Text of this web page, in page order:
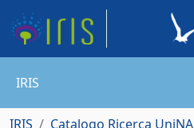
IRIS
IRIS
Catalogo Ricerca UniNA